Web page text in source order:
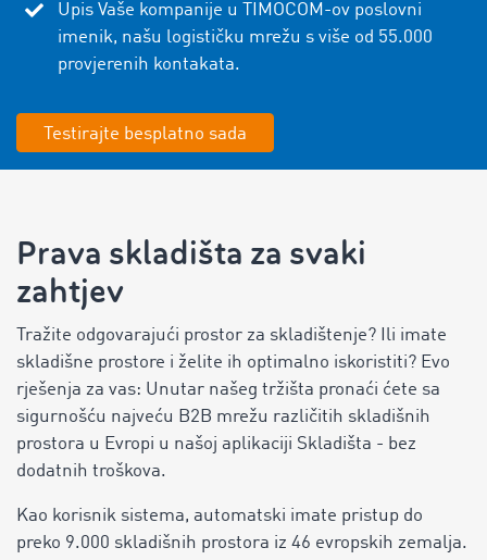
Upis Vaše kompanije u TIMOCOM-ov poslovni
imenik, našu logističku mrežu s više od 55.000
provjerenih kontakata.
Testirajte besplatno sada
Prava skladišta za svaki
zahtjev
Tražite odgovarajući prostor za skladištenje? Ili imate
skladišne prostore i želite ih optimalno iskoristiti? Evo
rješenja za vas: Unutar našeg tržišta pronaći ćete sa
sigurnošću najveću B2B mrežu različitih skladišnih
prostora u Evropi u našoj aplikaciji Skladišta - bez
dodatnih troškova.
Kao korisnik sistema, automatski imate pristup do
preko 9.000 skladišnih prostora iz 46 evropskih zemalja.